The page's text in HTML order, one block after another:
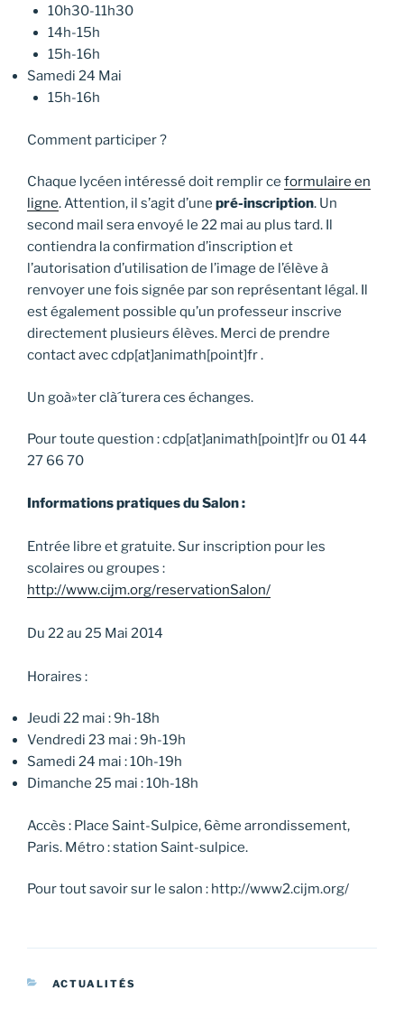
10h30-11h30
14h-15h
15h-16h
Samedi 24 Mai
15h-16h
Comment participer ?
Chaque lycéen intéressé doit remplir ce formulaire en
ligne. Attention, il s’agit d’une pré-inscription. Un
second mail sera envoyé le 22 mai au plus tard. Il
contiendra la confirmation d’inscription et
l’autorisation d’utilisation de l’image de l’élève à
renvoyer une fois signée par son représentant légal. Il
est également possible qu’un professeur inscrive
directement plusieurs élèves. Merci de prendre
contact avec cdp[at]animath[point]fr .
Un goà»ter clà´turera ces échanges.
Pour toute question : cdp[at]animath[point]fr ou 01 44
27 66 70
Informations pratiques du Salon :
Entrée libre et gratuite. Sur inscription pour les
scolaires ou groupes :
http://www.cijm.org/reservationSalon/
Du 22 au 25 Mai 2014
Horaires :
Jeudi 22 mai : 9h-18h
Vendredi 23 mai : 9h-19h
Samedi 24 mai : 10h-19h
Dimanche 25 mai : 10h-18h
Accès : Place Saint-Sulpice, 6ème arrondissement,
Paris. Métro : station Saint-sulpice.
Pour tout savoir sur le salon : http://www2.cijm.org/
CATÉGORIES
ACTUALITÉS